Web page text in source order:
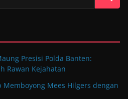
Presisi Polda Banten:
Rawan Kejahatan
Memboyong Mees Hilgers dengan